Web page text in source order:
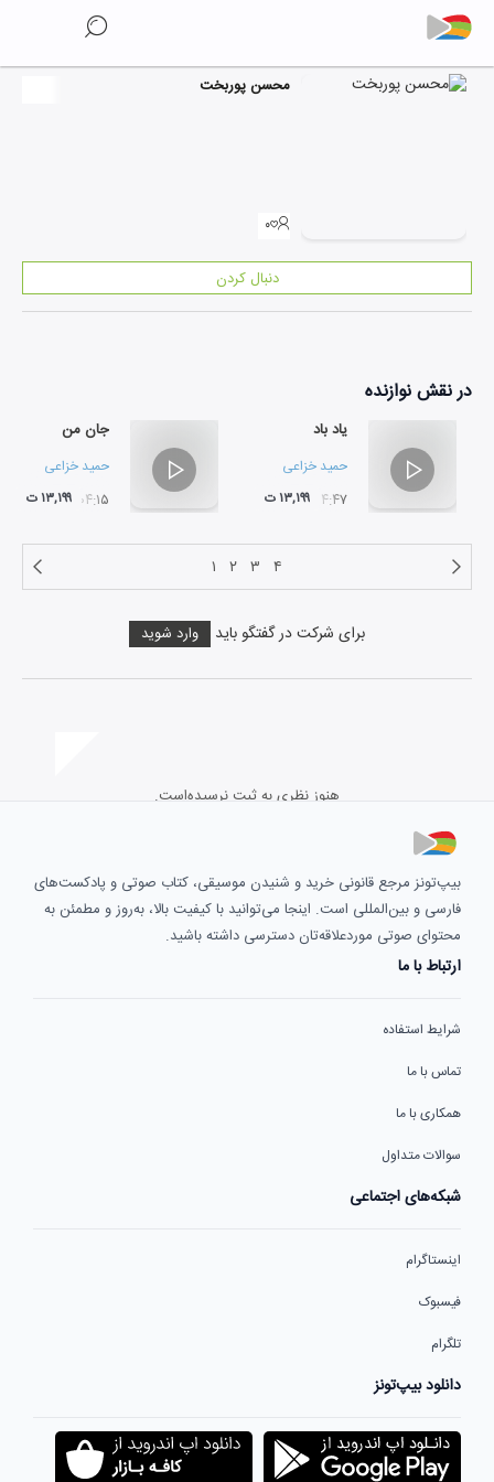
محسن پوربخت
۰
دنبال کردن
در نقشنوازنده
یاد باد
حمید خزاعی
۰۴:۴۷ ۱۳,۱۹۹ ت
جان من
حمید خزاعی
۰۴:۱۵ ۱۳,۱۹۹ ت
۱ ۲ ۳ ۴
برای شرکت در گفتگو باید وارد شوید
هنوز نظری به ثبت نرسیده‌است.
بیپ‌تونز مرجع قانونی خرید و شنیدن موسیقی، کتاب صوتی و پادکست‌های
فارسی و بین‌المللی است. اینجا می‌توانید با کیفیت بالا، به‌روز و مطمئن به
محتوای صوتی موردعلاقه‌تان دسترسی داشته باشید.
ارتباط با ما
شرایط استفاده
تماس با ما
همکاری با ما
سوالات متداول
شبکه‌های اجتماعی
اینستاگرام
فیسبوک
تلگرام
دانلود بیپ‌تونز